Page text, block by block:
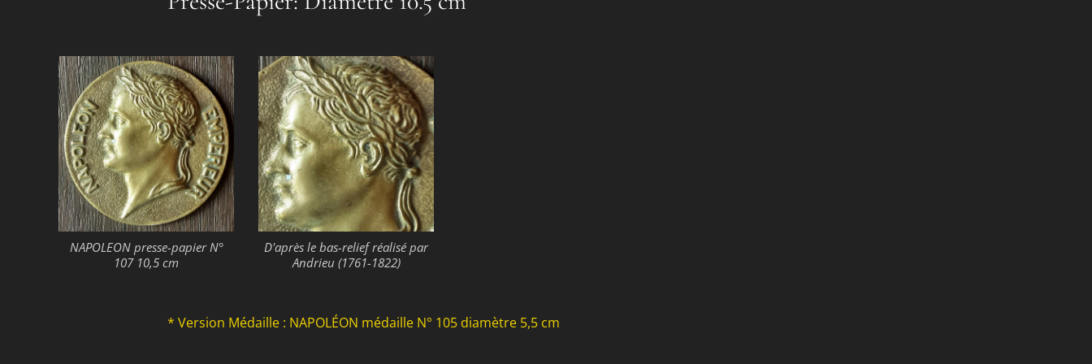
NAPOLEON presse-papier N°
107 10,5 cm
D'après le bas-relief réalisé par
Andrieu (1761-1822)
* Version Médaille : NAPOLÉON médaille N° 105 diamètre 5,5 cm